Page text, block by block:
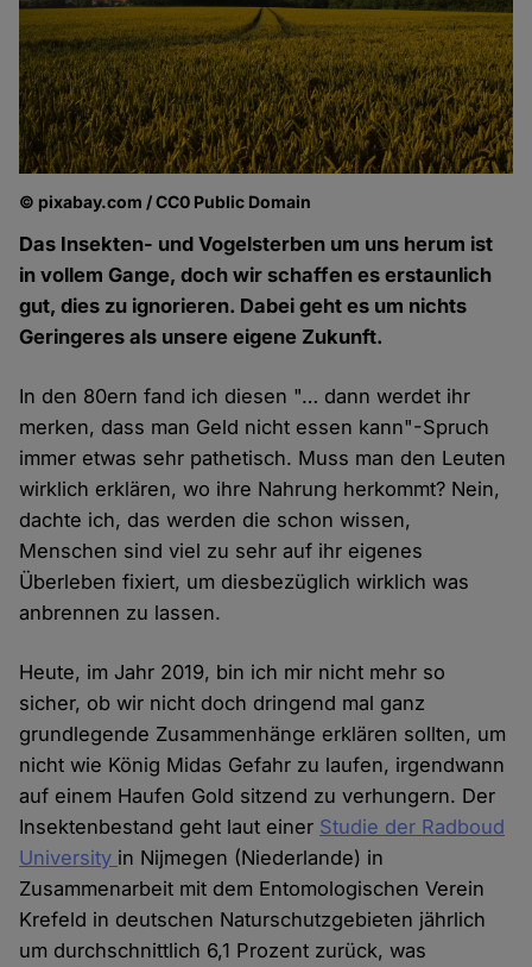
© pixabay.com / CC0 Public Domain
Das Insekten- und Vogelsterben um uns herum ist
in vollem Gange, doch wir schaffen es erstaunlich
gut, dies zu ignorieren. Dabei geht es um nichts
Geringeres als unsere eigene Zukunft.
In den 80ern fand ich diesen "… dann werdet ihr
merken, dass man Geld nicht essen kann"-Spruch
immer etwas sehr pathetisch. Muss man den Leuten
wirklich erklären, wo ihre Nahrung herkommt? Nein,
dachte ich, das werden die schon wissen,
Menschen sind viel zu sehr auf ihr eigenes
Überleben fixiert, um diesbezüglich wirklich was
anbrennen zu lassen.
Heute, im Jahr 2019, bin ich mir nicht mehr so
sicher, ob wir nicht doch dringend mal ganz
grundlegende Zusammenhänge erklären sollten, um
nicht wie König Midas Gefahr zu laufen, irgendwann
auf einem Haufen Gold sitzend zu verhungern. Der
Insektenbestand geht laut einer Studie der Radboud
University in Nijmegen (Niederlande) in
Zusammenarbeit mit dem Entomologischen Verein
Krefeld in deutschen Naturschutzgebieten jährlich
um durchschnittlich 6,1 Prozent zurück, was